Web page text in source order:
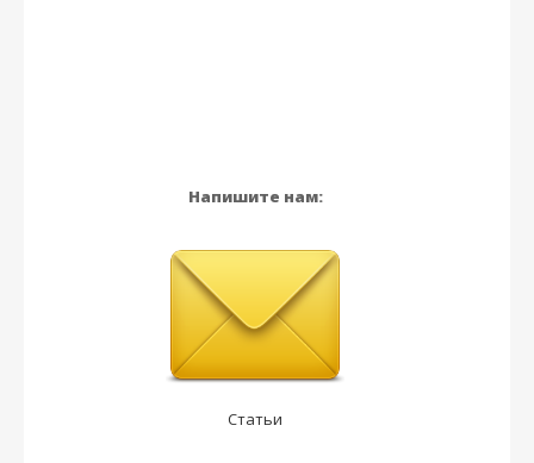
Напишите нам:
Статьи